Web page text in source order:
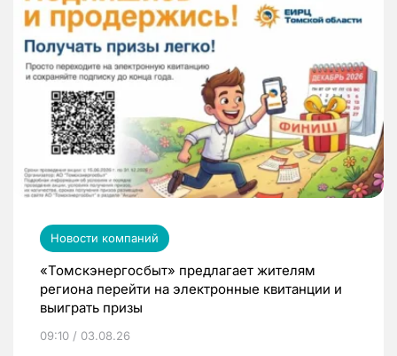
Новости компаний
«Томскэнергосбыт» предлагает жителям
региона перейти на электронные квитанции и
выиграть призы
09:10 / 03.08.26